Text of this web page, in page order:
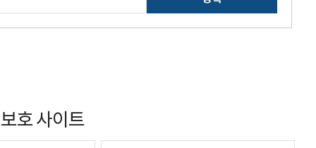
호 사이트